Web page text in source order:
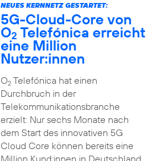
NEUES KERNNETZ GESTARTET:
5G-Cloud-Core von
O2 Telefónica erreicht
eine Million
Nutzer:innen
O2Telefónica hat einen
Durchbruch in der
Telekommunikationsbranche
erzielt: Nur sechs Monate nach
dem Start des innovativen 5G
Cloud Core können bereits eine
Million Kund:innen in Deutschland